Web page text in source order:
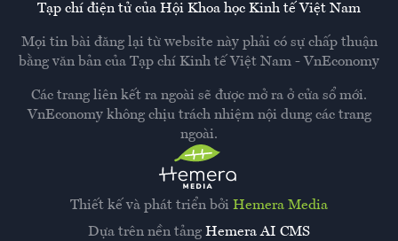
Thiết kế và phát triển bởi Hemera Media
Dựa trên nền tảng Hemera AI CMS
Tạp chí điện tử của Hội Khoa học Kinh tế Việt Nam
Mọi tin bài đăng lại từ website này phải có sự chấp thuận
bằng văn bản của Tạp chí Kinh tế Việt Nam - VnEconomy
Các trang liên kết ra ngoài sẽ được mở ra ở cửa sổ mới.
VnEconomy không chịu trách nhiệm nội dung các trang
ngoài.